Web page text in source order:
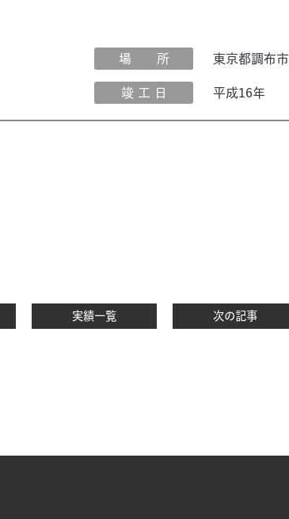
場 所 東京都調布市
竣 工 日 平成16年
実績一覧 次の記事